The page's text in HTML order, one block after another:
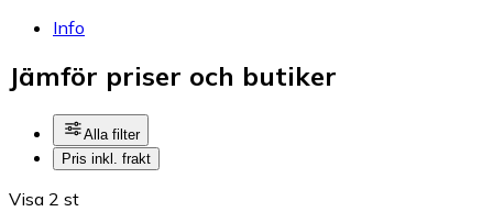
Info
Jämför priser och butiker
Alla filter
Pris inkl. frakt
Visa 2 st